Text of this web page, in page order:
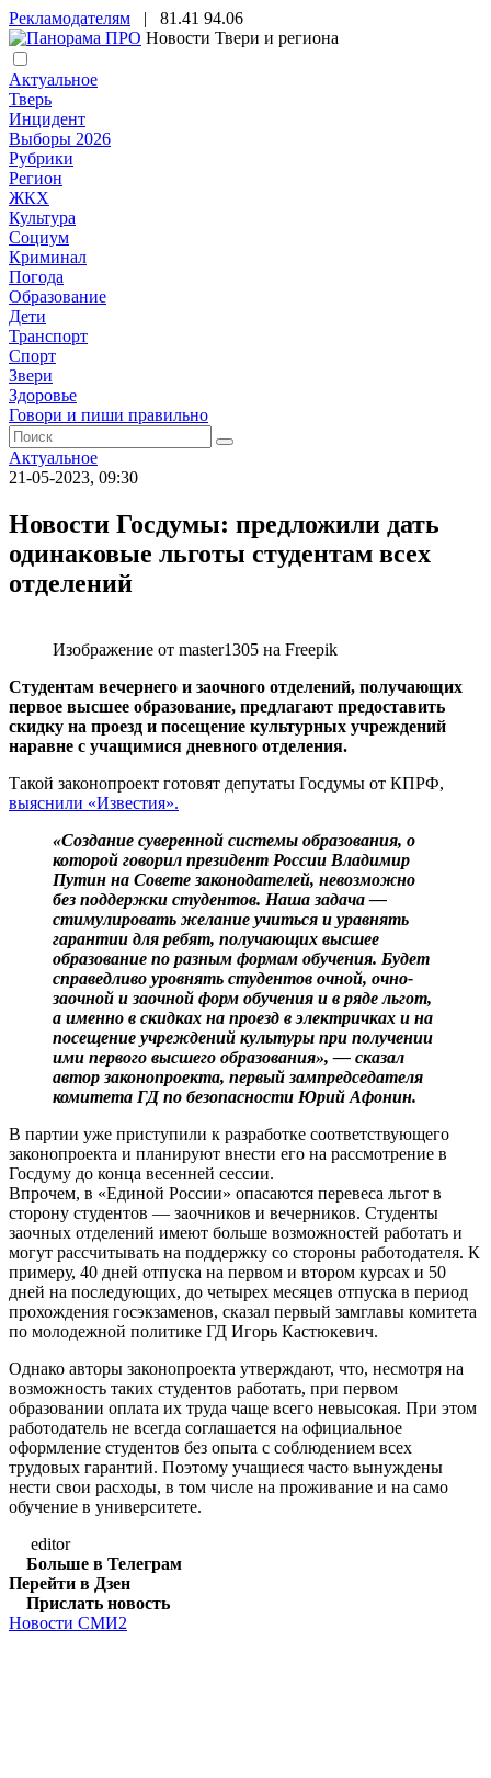
Рекламодателям | 81.41 94.06
Новости Твери и региона
Актуальное
Тверь
Инцидент
Выборы 2026
Рубрики
Регион
ЖКХ
Культура
Социум
Криминал
Погода
Образование
Дети
Транспорт
Спорт
Звери
Здоровье
Говори и пиши правильно
Актуальное
21-05-2023, 09:30
Новости Госдумы: предложили дать
одинаковые льготы студентам всех
отделений
Изображение от master1305 на Freepik
Студентам вечернего и заочного отделений, получающих
первое высшее образование, предлагают предоставить
скидку на проезд и посещение культурных учреждений
наравне с учащимися дневного отделения.
Такой законопроект готовят депутаты Госдумы от КПРФ,
выяснили «Известия».
«Создание суверенной системы образования, о
которой говорил президент России Владимир
Путин на Совете законодателей, невозможно
без поддержки студентов. Наша задача —
стимулировать желание учиться и уравнять
гарантии для ребят, получающих высшее
образование по разным формам обучения. Будет
справедливо уровнять студентов очной, очно-
заочной и заочной форм обучения и в ряде льгот,
а именно в скидках на проезд в электричках и на
посещение учреждений культуры при получении
ими первого высшего образования», — сказал
автор законопроекта, первый зампредседателя
комитета ГД по безопасности Юрий Афонин.
В партии уже приступили к разработке соответствующего
законопроекта и планируют внести его на рассмотрение в
Госдуму до конца весенней сессии.
Впрочем, в «Единой России» опасаются перевеса льгот в
сторону студентов — заочников и вечерников. Студенты
заочных отделений имеют больше возможностей работать и
могут рассчитывать на поддержку со стороны работодателя. К
примеру, 40 дней отпуска на первом и втором курсах и 50
дней на последующих, до четырех месяцев отпуска в период
прохождения госэкзаменов, сказал первый замглавы комитета
по молодежной политике ГД Игорь Кастюкевич.
Однако авторы законопроекта утверждают, что, несмотря на
возможность таких студентов работать, при первом
образовании оплата их труда чаще всего невысокая. При этом
работодатель не всегда соглашается на официальное
оформление студентов без опыта с соблюдением всех
трудовых гарантий. Поэтому учащиеся часто вынуждены
нести свои расходы, в том числе на проживание и на само
обучение в университете.
editor
Больше в Телеграм
Перейти в Дзен
Прислать новость
Новости СМИ2